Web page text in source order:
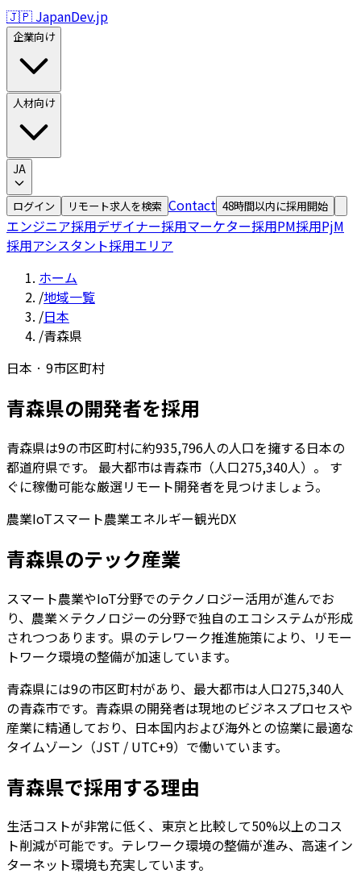
🇯🇵 JapanDev.jp
企業向け
人材向け
JA
ログイン リモート求人を検索 Contact 48時間以内に採用開始
エンジニア採用デザイナー採用マーケター採用PM採用PjM
採用アシスタント採用エリア
ホーム
/地域一覧
/日本
/青森県
日本 · 9市区町村
青森県の開発者を採用
青森県は9の市区町村に約935,796人の人口を擁する日本の
都道府県です。 最大都市は青森市 （人口275,340人）。 す
ぐに稼働可能な厳選リモート開発者を見つけましょう。
農業IoTスマート農業エネルギー観光DX
青森県のテック産業
スマート農業やIoT分野でのテクノロジー活用が進んでお
り、農業×テクノロジーの分野で独自のエコシステムが形成
されつつあります。県のテレワーク推進施策により、リモー
トワーク環境の整備が加速しています。
青森県には9の市区町村があり、最大都市は人口275,340人
の青森市です。 青森県の開発者は現地のビジネスプロセスや
産業に精通しており、日本国内および海外との協業に最適な
タイムゾーン（JST / UTC+9）で働いています。
青森県で採用する理由
生活コストが非常に低く、東京と比較して50%以上のコス
ト削減が可能です。テレワーク環境の整備が進み、高速イン
ターネット環境も充実しています。